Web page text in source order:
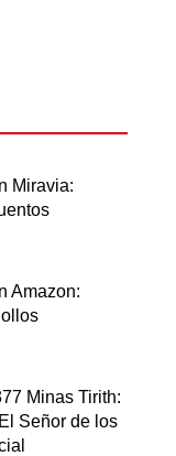
Miravia:
Amazon:
Minas Tirith:
Señor de los